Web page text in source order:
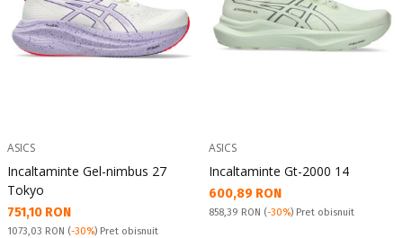
ASICS
Incaltaminte Gel-nimbus 27
Tokyo
Текуща цена:
751,10 RON
Pret obisnuit:
1073,03 RON (-30%) Pret obisnuit
ASICS
Incaltaminte Gt-2000 14
Текуща цена:
600,89 RON
Pret obisnuit:
858,39 RON (-30%) Pret obisnuit